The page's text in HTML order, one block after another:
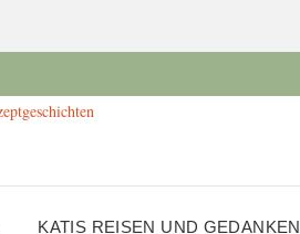
KATIS REISEN UND GEDANKEN